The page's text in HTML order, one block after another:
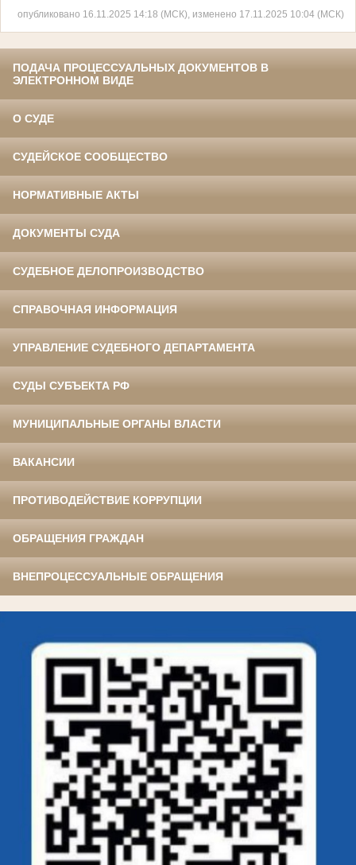
опубликовано 16.11.2025 14:18 (МСК), изменено 17.11.2025 10:04 (МСК)
ПОДАЧА ПРОЦЕССУАЛЬНЫХ ДОКУМЕНТОВ В
ЭЛЕКТРОННОМ ВИДЕ
О СУДЕ
СУДЕЙСКОЕ СООБЩЕСТВО
НОРМАТИВНЫЕ АКТЫ
ДОКУМЕНТЫ СУДА
СУДЕБНОЕ ДЕЛОПРОИЗВОДСТВО
СПРАВОЧНАЯ ИНФОРМАЦИЯ
УПРАВЛЕНИЕ СУДЕБНОГО ДЕПАРТАМЕНТА
СУДЫ СУБЪЕКТА РФ
МУНИЦИПАЛЬНЫЕ ОРГАНЫ ВЛАСТИ
ВАКАНСИИ
ПРОТИВОДЕЙСТВИЕ КОРРУПЦИИ
ОБРАЩЕНИЯ ГРАЖДАН
ВНЕПРОЦЕССУАЛЬНЫЕ ОБРАЩЕНИЯ